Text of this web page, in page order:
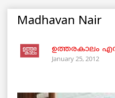
Madhavan Nair
ഉത്തരകാലം
January 25, 2012